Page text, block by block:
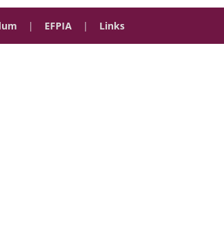
| EFPIA | Links